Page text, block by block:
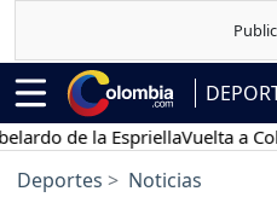
de la EspriellaVuelta a
Deportes Noticias